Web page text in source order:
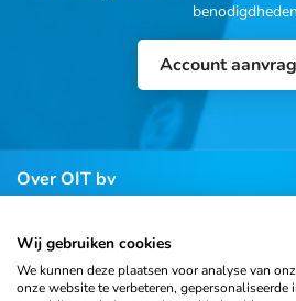
Account
Over OIT bv
Klantenservice
Wij gebruiken cookies
We kunnen deze plaatsen voor analyse van
onze website te verbeteren, gepersonaliseerde